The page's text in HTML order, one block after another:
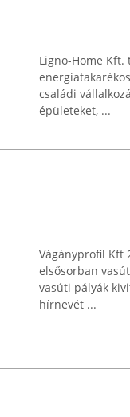
Ligno-Home
családi
épületeket, ...
Vágányprofil Kft
elsősorban
vasúti pályák
hírnevét ...